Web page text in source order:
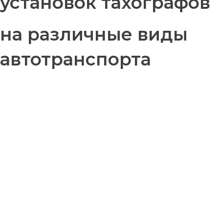
на различные виды
автотранспорта